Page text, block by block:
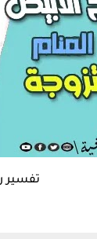
تفسير